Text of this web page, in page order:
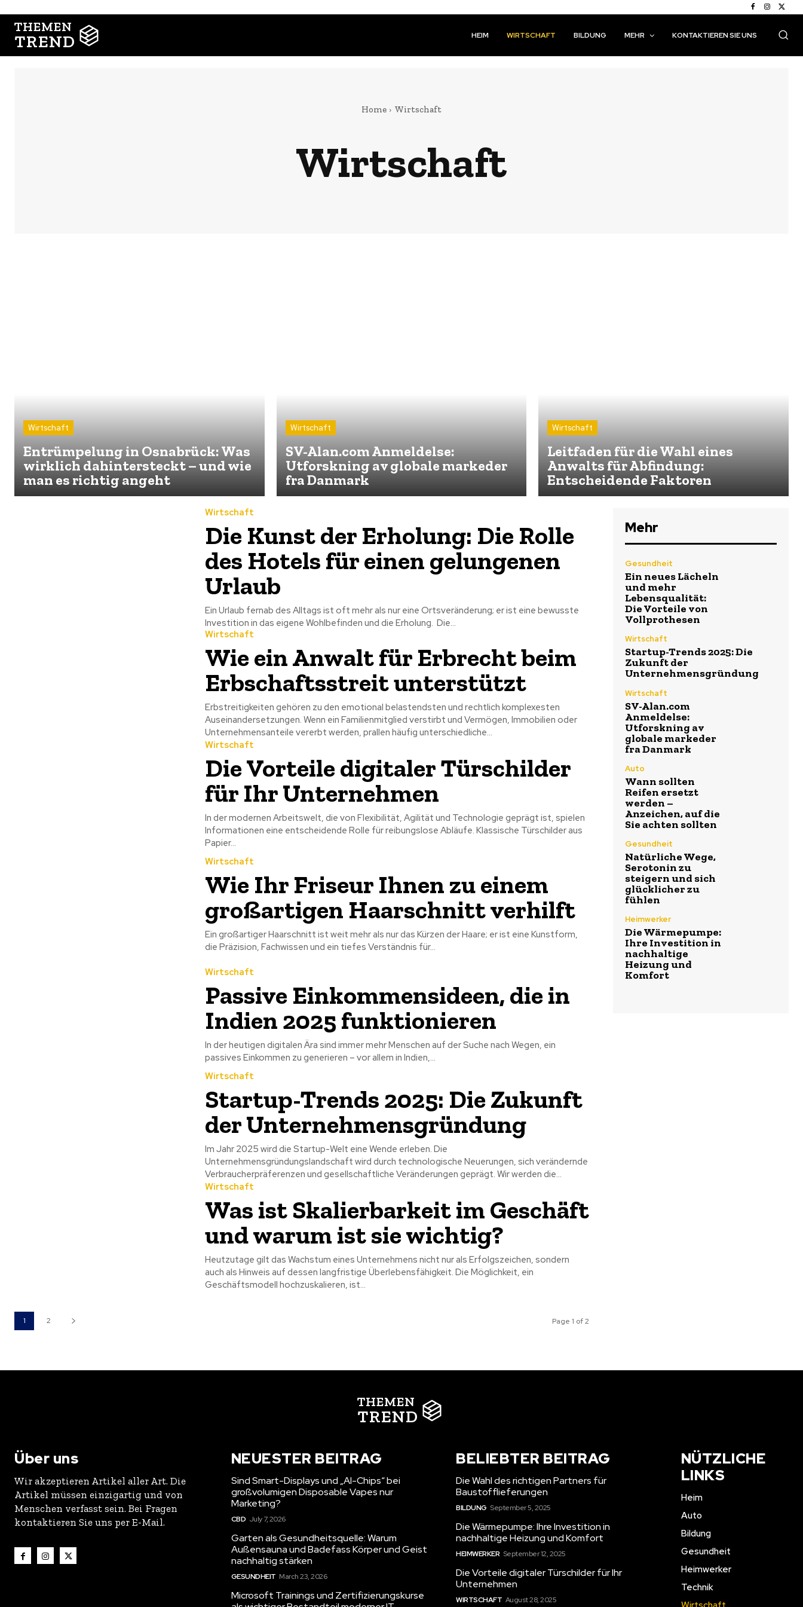
THEMEN
TREND HEIM WIRTSCHAFT BILDUNG MEHR KONTAKTIEREN SIE UNS
Home Wirtschaft
Wirtschaft
Wirtschaft
Entrümpelung in Osnabrück: Was
wirklich dahintersteckt – und wie
man es richtig angeht
Wirtschaft
SV-Alan.com Anmeldelse:
Utforskning av globale markeder
fra Danmark
Wirtschaft
Leitfaden für die Wahl eines
Anwalts für Abfindung:
Entscheidende Faktoren
Wirtschaft
Die Kunst der Erholung: Die Rolle
des Hotels für einen gelungenen
Urlaub
Ein Urlaub fernab des Alltags ist oft mehr als nur eine Ortsveränderung; er ist eine bewusste
Investition in das eigene Wohlbefinden und die Erholung. Die...
Wirtschaft
Wie ein Anwalt für Erbrecht beim
Erbschaftsstreit unterstützt
Erbstreitigkeiten gehören zu den emotional belastendsten und rechtlich komplexesten
Auseinandersetzungen. Wenn ein Familienmitglied verstirbt und Vermögen, Immobilien oder
Unternehmensanteile vererbt werden, prallen häufig unterschiedliche...
Wirtschaft
Die Vorteile digitaler Türschilder
für Ihr Unternehmen
In der modernen Arbeitswelt, die von Flexibilität, Agilität und Technologie geprägt ist, spielen
Informationen eine entscheidende Rolle für reibungslose Abläufe. Klassische Türschilder aus
Papier...
Wirtschaft
Wie Ihr Friseur Ihnen zu einem
großartigen Haarschnitt verhilft
Ein großartiger Haarschnitt ist weit mehr als nur das Kürzen der Haare; er ist eine Kunstform,
die Präzision, Fachwissen und ein tiefes Verständnis für...
Wirtschaft
Passive Einkommensideen, die in
Indien 2025 funktionieren
In der heutigen digitalen Ära sind immer mehr Menschen auf der Suche nach Wegen, ein
passives Einkommen zu generieren – vor allem in Indien,...
Wirtschaft
Startup-Trends 2025: Die Zukunft
der Unternehmensgründung
Im Jahr 2025 wird die Startup-Welt eine Wende erleben. Die
Unternehmensgründungslandschaft wird durch technologische Neuerungen, sich verändernde
Verbraucherpräferenzen und gesellschaftliche Veränderungen geprägt. Wir werden die...
Wirtschaft
Was ist Skalierbarkeit im Geschäft
und warum ist sie wichtig?
Heutzutage gilt das Wachstum eines Unternehmens nicht nur als Erfolgszeichen, sondern
auch als Hinweis auf dessen langfristige Überlebensfähigkeit. Die Möglichkeit, ein
Geschäftsmodell hochzuskalieren, ist...
1 2 Page 1 of 2
Mehr
Gesundheit
Ein neues Lächeln
und mehr
Lebensqualität:
Die Vorteile von
Vollprothesen
Wirtschaft
Startup-Trends 2025: Die
Zukunft der
Unternehmensgründung
Wirtschaft
SV-Alan.com
Anmeldelse:
Utforskning av
globale markeder
fra Danmark
Auto
Wann sollten
Reifen ersetzt
werden –
Anzeichen, auf die
Sie achten sollten
Gesundheit
Natürliche Wege,
Serotonin zu
steigern und sich
glücklicher zu
fühlen
Heimwerker
Die Wärmepumpe:
Ihre Investition in
nachhaltige
Heizung und
Komfort
THEMEN
TREND
Über uns
Wir akzeptieren Artikel aller Art. Die
Artikel müssen einzigartig und von
Menschen verfasst sein. Bei Fragen
kontaktieren Sie uns per E-Mail.
NEUESTER BEITRAG
Sind Smart-Displays und „AI-Chips“ bei
großvolumigen Disposable Vapes nur
Marketing?
CBD July 7, 2026
Garten als Gesundheitsquelle: Warum
Außensauna und Badefass Körper und Geist
nachhaltig stärken
GESUNDHEIT March 23, 2026
Microsoft Trainings und Zertifizierungskurse
BELIEBTER BEITRAG
Die Wahl des richtigen Partners für
Baustofflieferungen
BILDUNG September 5, 2025
Die Wärmepumpe: Ihre Investition in
nachhaltige Heizung und Komfort
HEIMWERKER September 12, 2025
Die Vorteile digitaler Türschilder für Ihr
Unternehmen
WIRTSCHAFT August 28, 2025
NÜTZLICHE
LINKS
Heim
Auto
Bildung
Gesundheit
Heimwerker
Technik